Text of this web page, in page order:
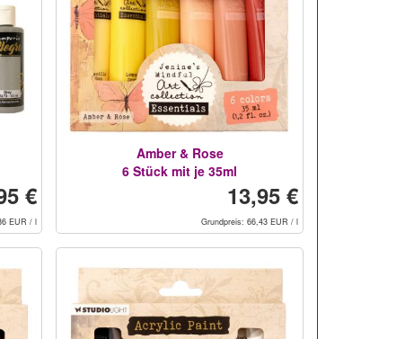
€
EUR / l
Amber & Rose
6 Stück mit je 35ml
13,95 €
Grundpreis: 66,43 EUR / l